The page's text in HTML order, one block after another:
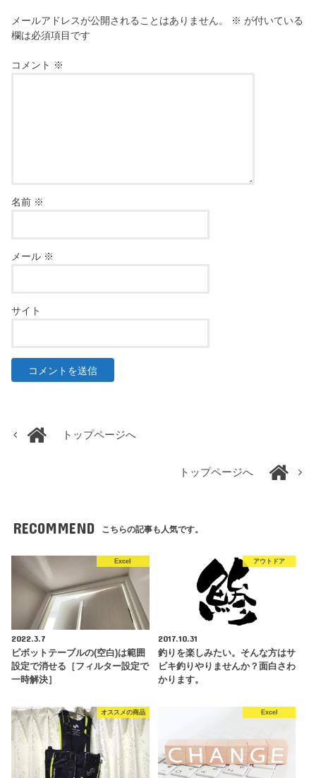
メールアドレスが公開されることはありません。 ※ が付いている
欄は必須項目です
コメント ※
名前 ※
メール ※
サイト
トップページへ
トップページへ
RECOMMEND こちらの記事も人気です。
Excel
2022.3.7
ピボットテーブルの(空白)は範囲
設定で消せる［フィルター設定で
一時解決］
アウトドア
2017.10.31
釣りを楽しみたい。そんな方はサ
ビキ釣りやりませんか？面白さわ
かります。
オススメの商品 Excel